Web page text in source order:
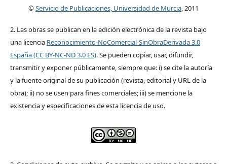
©Servicio de Publicaciones, Universidad de Murcia, 2011
2. Las obras se publican en la edición electrónica de la revista bajo
una licencia Reconocimiento-NoComercial-SinObraDerivada 3.0
España (CC BY-NC-ND 3.0 ES). Se pueden copiar, usar, difundir,
transmitir y exponer públicamente, siempre que: i) se cite la autoría
y la fuente original de su publicación (revista, editorial y URL de la
obra); ii) no se usen para fines comerciales; iii) se mencione la
existencia y especificaciones de esta licencia de uso.